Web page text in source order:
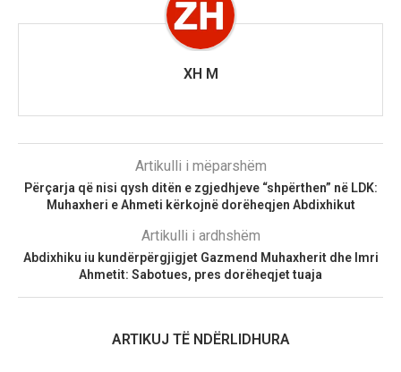
XH M
Artikulli i mëparshëm
Përçarja që nisi qysh ditën e zgjedhjeve “shpërthen” në LDK:
Muhaxheri e Ahmeti kërkojnë dorëheqjen Abdixhikut
Artikulli i ardhshëm
Abdixhiku iu kundërpërgjigjet Gazmend Muhaxherit dhe Imri
Ahmetit: Sabotues, pres dorëheqjet tuaja
ARTIKUJ TË NDËRLIDHURA